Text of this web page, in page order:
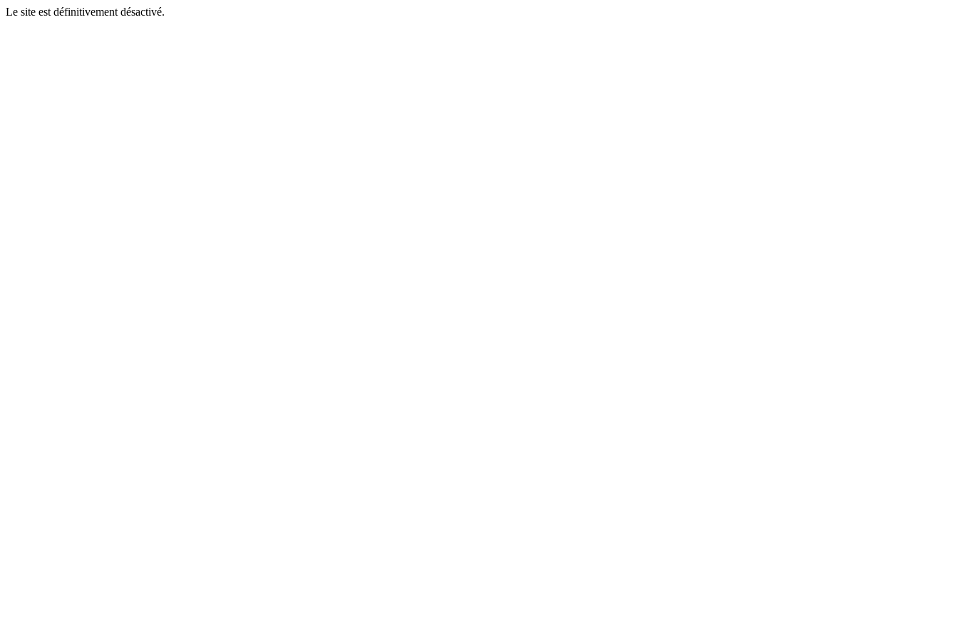
Le site est définitivement désactivé.